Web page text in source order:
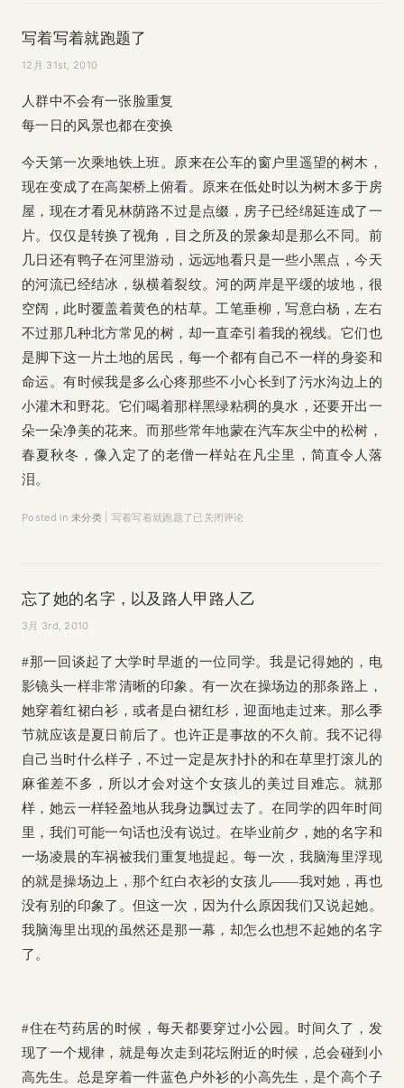
写着写着就跑题了
12月 31st, 2010
人群中不会有一张脸重复
每一日的风景也都在变换
今天第一次乘地铁上班。原来在公车的窗户里遥望的树木，
现在变成了在高架桥上俯看。原来在低处时以为树木多于房
屋，现在才看见林荫路不过是点缀，房子已经绵延连成了一
片。仅仅是转换了视角，目之所及的景象却是那么不同。前
几日还有鸭子在河里游动，远远地看只是一些小黑点，今天
的河流已经结冰，纵横着裂纹。河的两岸是平缓的坡地，很
空阔，此时覆盖着黄色的枯草。工笔垂柳，写意白杨，左右
不过那几种北方常见的树，却一直牵引着我的视线。它们也
是脚下这一片土地的居民，每一个都有自己不一样的身姿和
命运。有时候我是多么心疼那些不小心长到了污水沟边上的
小灌木和野花。它们喝着那样黑绿粘稠的臭水，还要开出一
朵一朵净美的花来。而那些常年地蒙在汽车灰尘中的松树，
春夏秋冬，像入定了的老僧一样站在凡尘里，简直令人落
泪。
Posted in 未分类| 写着写着就跑题了 已关闭评论
忘了她的名字，以及路人甲路人乙
3月 3rd, 2010
#那一回谈起了大学时早逝的一位同学。我是记得她的，电
影镜头一样非常清晰的印象。有一次在操场边的那条路上，
她穿着红裙白衫，或者是白裙红杉，迎面地走过来。那么季
节就应该是夏日前后了。也许正是事故的不久前。我不记得
自己当时什么样子，不过一定是灰扑扑的和在草里打滚儿的
麻雀差不多，所以才会对这个女孩儿的美过目难忘。就那
样，她云一样轻盈地从我身边飘过去了。在同学的四年时间
里，我们可能一句话也没有说过。在毕业前夕，她的名字和
一场凌晨的车祸被我们重复地提起。每一次，我脑海里浮现
的就是操场边上，那个红白衣衫的女孩儿——我对她，再也
没有别的印象了。但这一次，因为什么原因我们又说起她。
我脑海里出现的虽然还是那一幕，却怎么也想不起她的名字
了。
#住在芍药居的时候，每天都要穿过小公园。时间久了，发
现了一个规律，就是每次走到花坛附近的时候，总会碰到小
高先生。总是穿着一件蓝色户外衫的小高先生，是个高个子